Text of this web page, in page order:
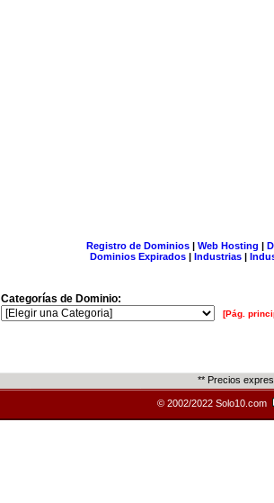
Registro de Dominios| Web Hosting |
Dominios Expirados | Industrias |
Categorías de Dominio:
[Pág.
** Precios
© 2002/2022 Solo10.com